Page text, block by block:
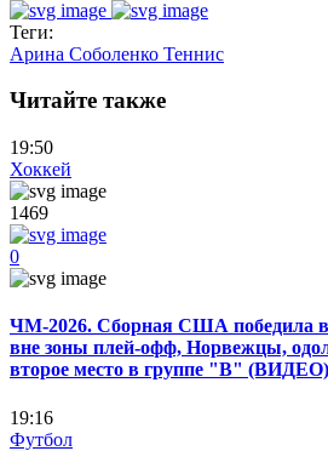
Теги:
Арина Соболенко Теннис
Читайте также
19:50
Хоккей
1469
0
ЧМ-2026. Сборная США победила
вне зоны плей-офф, Норвежцы,
второе место в группе "В" (ВИДЕО)
19:16
Футбол